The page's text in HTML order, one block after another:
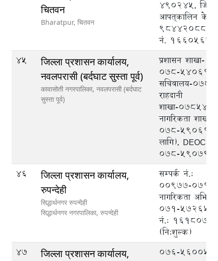
चितवन
Bharatpur, चितवन
490245,
आपत्‌कालिन
9844208888,
नं.
45
जिल्ला प्रशासन कार्यालय,
नवलपरासी (बर्दघाट सुस्ता पूर्व)
कावासोती नगरपालिका, नवलपरासी (बर्दघाट
सुस्ता पूर्व)
प्रशासन शाखा-
०७८-५४०६१७,
सचिवालय-
राहदानी
शाखा-
नागरिकता शाखा-
०७८-५९०६१७
लागि), DEOC
०७८-५९०७९९
46
जिल्ला प्रशासन कार्यालय,
रुपन्देही
सिद्धार्थनगर रुपन्देही
सिद्धार्थनगर नगरपालिका, रुपन्देही
सम्पर्क नं.:
००९७७-०७१-
नागरिकता
०७१-५७२६५८
नं.:
(नि:शुल्क)
47
जिल्ला प्रशासन कार्यालय,
076-560051